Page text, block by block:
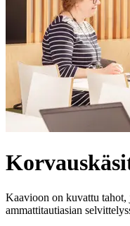
Kaavioon on kuvattu tahot,
ammattitautiasian